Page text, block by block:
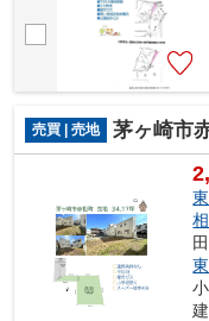
売買 | 売地 茅ヶ崎市